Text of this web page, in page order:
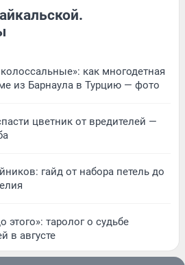
как многодетная
из Барнаула в Турцию — фото
цветник от вредителей —
гайд от набора петель до
этого»: таролог о судьбе
в августе